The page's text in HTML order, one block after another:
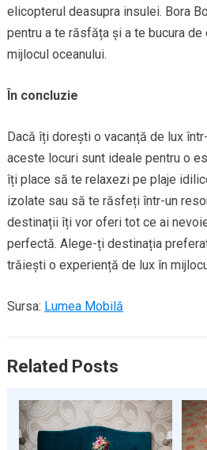
elicopterul deasupra insulei. Bora
pentru a te răsfăța și a te bucura de
mijlocul oceanului.
În concluzie
Dacă îți dorești o vacanță de lux
aceste locuri sunt ideale pentru o
îți place să te relaxezi pe plaje
izolate sau să te răsfeți într-un
destinații îți vor oferi tot ce ai
perfectă. Alege-ți destinația
trăiești o experiență de lux în
Sursa: Lumea Mobilă
Related Posts